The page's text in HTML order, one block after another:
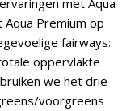
met Aqua
Premium op
fairways:
oppervlakte
we het drie
voorgreens